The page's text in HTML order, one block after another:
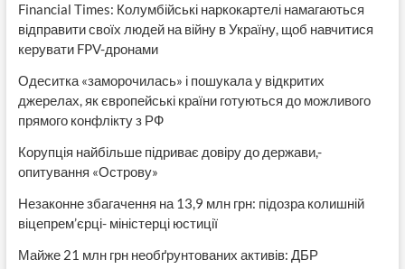
Financial Times: Колумбійські наркокартелі намагаються
відправити своїх людей на війну в Україну, щоб навчитися
керувати FPV-дронами
Одеситка «заморочилась» і пошукала у відкритих
джерелах, як європейські країни готуються до можливого
прямого конфлікту з РФ
Корупція найбільше підриває довіру до держави,-
опитування «Острову»
Незаконне збагачення на 13,9 млн грн: підозра колишній
віцепрем’єрці- міністерці юстиції
Майже 21 млн грн необґрунтованих активів: ДБР